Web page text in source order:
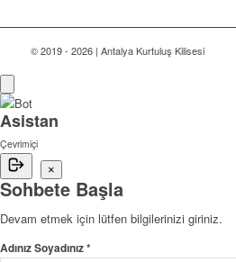
© 2019 - 2026 | Antalya Kurtuluş Kilisesi
Asistan
Çevrimiçi
×
Sohbete Başla
Devam etmek için lütfen bilgilerinizi giriniz.
Adınız Soyadınız *